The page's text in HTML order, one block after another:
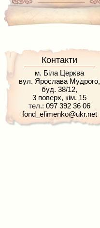
Контакти
м. Біла Церква
вул. Ярослава Мудрого,
буд. 38/12,
3 поверх, кім. 15
тел.: 097 392 36 06
fond_efimenko@ukr.net